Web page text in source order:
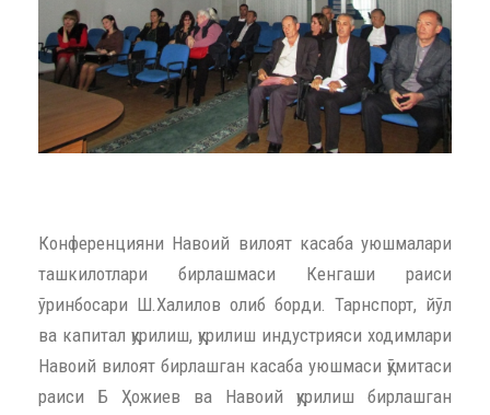
Конференцияни Навоий вилоят касаба уюшмалари
ташкилотлари бирлашмаси Кенгаши раиси
ўринбосари Ш.Халилов олиб борди. Тарнспорт, йўл
ва капитал қурилиш, қурилиш индустрияси ходимлари
Навоий вилоят бирлашган касаба уюшмаси қўмитаси
раиси Б Ҳожиев ва Навоий қурилиш бирлашган